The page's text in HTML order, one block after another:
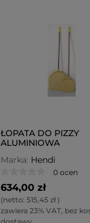
ŁOPATA DO PIZZY
ALUMINIOWA
SOLE MIO
Marka: Hendi
0 ocen
634,00 zł
(netto: 515,45 zł)
zawiera 23% VAT, bez